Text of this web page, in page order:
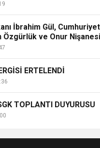
İbrahim Gül,
ve Onur
ERTELENDİ
TOPLANTI DUYURUSU